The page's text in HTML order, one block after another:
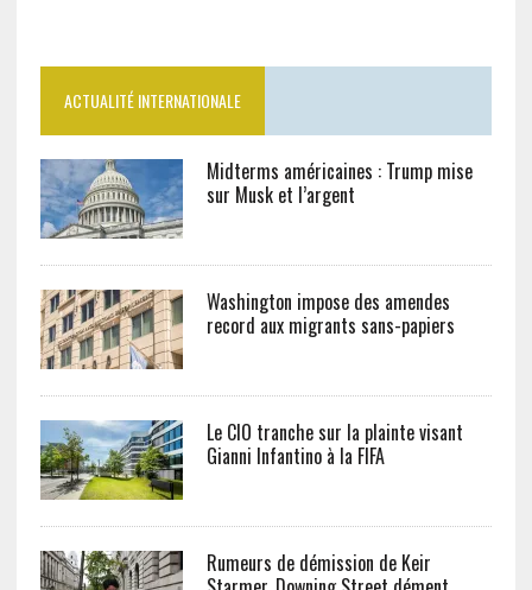
ACTUALITÉ INTERNATIONALE
Midterms américaines : Trump mise
sur Musk et l’argent
Washington impose des amendes
record aux migrants sans-papiers
Le CIO tranche sur la plainte visant
Gianni Infantino à la FIFA
Rumeurs de démission de Keir